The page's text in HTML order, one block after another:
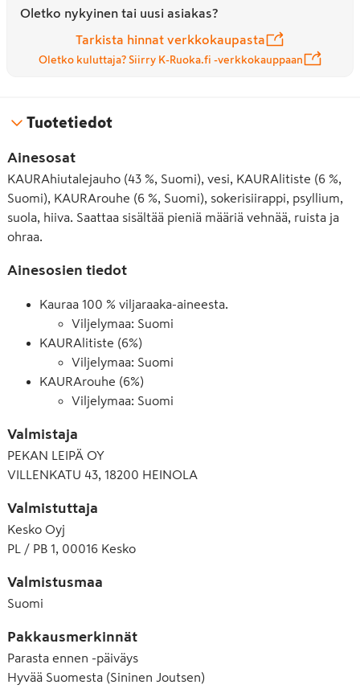
Oletko nykyinen tai uusi asiakas?
Tarkista hinnat verkkokaupasta
Oletko kuluttaja? Siirry K-Ruoka.fi -verkkokauppaan
Tuotetiedot
Ainesosat
KAURAhiutalejauho (43 %, Suomi), vesi, KAURAlitiste (6 %,
Suomi), KAURArouhe (6 %, Suomi), sokerisiirappi, psyllium,
suola, hiiva. Saattaa sisältää pieniä määriä vehnää, ruista ja
ohraa.
Ainesosien tiedot
Kauraa 100 % viljaraaka-aineesta.
Viljelymaa: Suomi
KAURAlitiste (6%)
Viljelymaa: Suomi
KAURArouhe (6%)
Viljelymaa: Suomi
Valmistaja
PEKAN LEIPÄ OY
VILLENKATU 43, 18200 HEINOLA
Valmistuttaja
Kesko Oyj
PL / PB 1, 00016 Kesko
Valmistusmaa
Suomi
Pakkausmerkinnät
Parasta ennen -päiväys
Hyvää Suomesta (Sininen Joutsen)